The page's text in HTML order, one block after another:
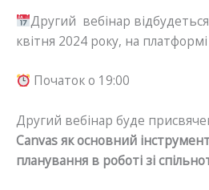
Другий вебінар
квітня 2024 року, на
Початок о 19:00
Другий вебінар буде
Canvas як основний
планування в роботі зі